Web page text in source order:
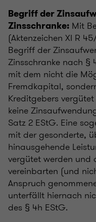
Begriff der
Zinsschranke: Mit
(Aktenzeichen XI R
Begriff der
Zinsschranke nach §
mit dem nicht die
Fremdkapital,
Kreditgebers
keine
Satz 2 EStG. Eine
mit der gesonderte,
hinausgehende
vergütet werden und
vereinbarten (und
Anspruch
unterfällt hiernach
des § 4h EStG.